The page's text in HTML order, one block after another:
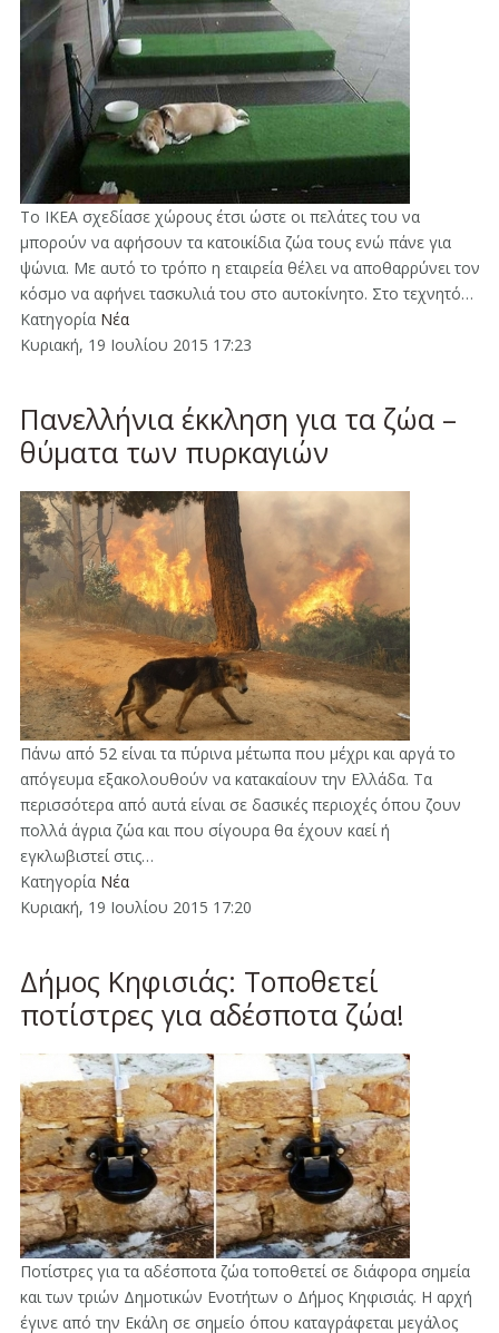
To IKEA σχεδίασε χώρους έτσι ώστε οι πελάτες του να
μπορούν να αφήσουν τα κατοικίδια ζώα τους ενώ πάνε για
ψώνια. Με αυτό το τρόπο η εταιρεία θέλει να αποθαρρύνει τον
κόσμο να αφήνει τασκυλιά του στο αυτοκίνητο. Στο τεχνητό…
Κατηγορία Νέα
Κυριακή, 19 Ιουλίου 2015 17:23
Πανελλήνια έκκληση για τα ζώα –
θύματα των πυρκαγιών
Πάνω από 52 είναι τα πύρινα μέτωπα που μέχρι και αργά το
απόγευμα εξακολουθούν να κατακαίουν την Ελλάδα. Τα
περισσότερα από αυτά είναι σε δασικές περιοχές όπου ζουν
πολλά άγρια ζώα και που σίγουρα θα έχουν καεί ή
εγκλωβιστεί στις…
Κατηγορία Νέα
Κυριακή, 19 Ιουλίου 2015 17:20
Δήμος Κηφισιάς: Τοποθετεί
ποτίστρες για αδέσποτα ζώα!
Ποτίστρες για τα αδέσποτα ζώα τοποθετεί σε διάφορα σημεία
και των τριών Δημοτικών Ενοτήτων ο Δήμος Κηφισιάς. Η αρχή
έγινε από την Εκάλη σε σημείo όπου καταγράφεται μεγάλος